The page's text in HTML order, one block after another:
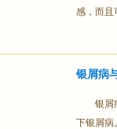
感，而且
银屑病
银屑
下银屑病